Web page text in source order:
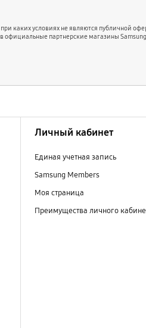
каких условиях не являются публичной
официальные партнерские магазины
Личный кабинет
Единая учетная запись
Samsung Members
Моя страница
Преимущества личного